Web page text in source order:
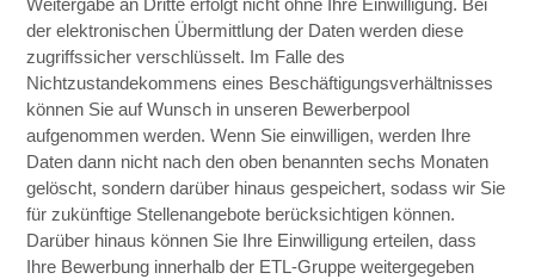
der elektronischen Übermittlung der Daten werden diese
zugriffssicher verschlüsselt. Im Falle des
Nichtzustandekommens eines Beschäftigungsverhältnisses
können Sie auf Wunsch in unseren Bewerberpool
aufgenommen werden. Wenn Sie einwilligen, werden Ihre
Daten dann nicht nach den oben benannten sechs Monaten
gelöscht, sondern darüber hinaus gespeichert, sodass wir Sie
für zukünftige Stellenangebote berücksichtigen können.
Darüber hinaus können Sie Ihre Einwilligung erteilen, dass
Ihre Bewerbung innerhalb der ETL-Gruppe weitergegeben